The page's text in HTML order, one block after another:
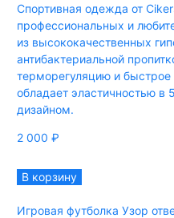
Спортивная одежда от
профессиональных и
из высококачественных
антибактериальной
терморегуляцию и
обладает эластичностью в
дизайном.
2 000 ₽
В корзину
Игровая футболка Узор